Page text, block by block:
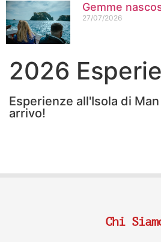
Gemme
27/07/2026
2026
Esperienze all'Isola di
arrivo!
Chi